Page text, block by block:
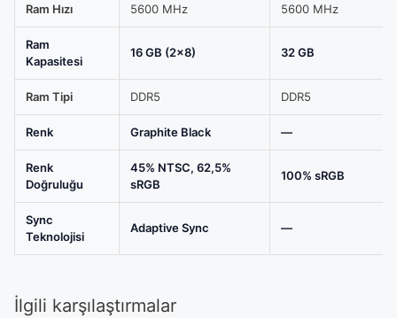
Ram Hızı 5600 MHz 5600 MHz
Ram
Kapasitesi
16 GB (2x8) 32 GB
Ram Tipi DDR5 DDR5
Renk Graphite Black —
Renk
Doğruluğu
45% NTSC, 62,5%
sRGB
100% sRGB
Sync
Teknolojisi
Adaptive Sync —
İlgili karşılaştırmalar